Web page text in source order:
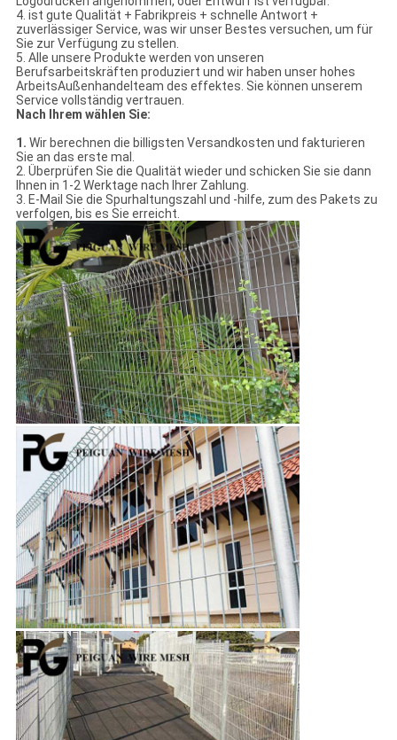
4. ist gute Qualität + Fabrikpreis + schnelle Antwort +
zuverlässiger Service, was wir unser Bestes versuchen, um für
Sie zur Verfügung zu stellen.
5. Alle unsere Produkte werden von unseren
Berufsarbeitskräften produziert und wir haben unser hohes
ArbeitsAußenhandelteam des effektes. Sie können unserem
Service vollständig vertrauen.
Nach Ihrem wählen Sie:
1. Wir berechnen die billigsten Versandkosten und fakturieren
Sie an das erste mal.
2. Überprüfen Sie die Qualität wieder und schicken Sie sie dann
Ihnen in 1-2 Werktage nach Ihrer Zahlung.
3. E-Mail Sie die Spurhaltungszahl und -hilfe, zum des Pakets zu
verfolgen, bis es Sie erreicht.